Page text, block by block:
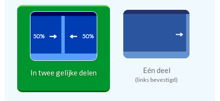
In twee gelijke delen Eén deel
(links bevestigd)